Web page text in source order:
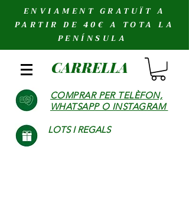
ENVIAMENT GRATUÏT A
PARTIR DE 40€ A TOTA LA
PENÍNSULA
CARRELLA
COMPRAR PER TELÈFON,
WHATSAPP O INSTAGRAM
LOTS I REGALS